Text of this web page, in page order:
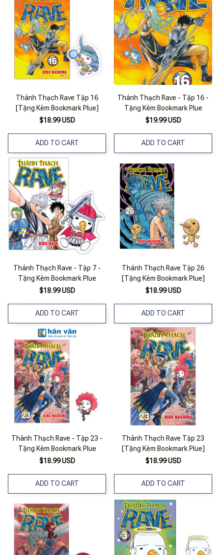
Thánh Thạch Rave Tập 16
[Tặng Kèm Bookmark Plue]
$18.99 USD
ADD TO CART
Thánh Thạch Rave - Tập 16 -
Tặng Kèm Bookmark Plue
$19.99 USD
ADD TO CART
Thánh Thạch Rave - Tập 7 -
Tặng Kèm Bookmark Plue
$18.99 USD
ADD TO CART
Thánh Thạch Rave Tập 26
[Tặng Kèm Bookmark Plue]
$18.99 USD
ADD TO CART
Thánh Thạch Rave - Tập 23 -
Tặng Kèm Bookmark Plue
$18.99 USD
ADD TO CART
Thánh Thạch Rave Tập 23
[Tặng Kèm Bookmark Plue]
$18.99 USD
ADD TO CART